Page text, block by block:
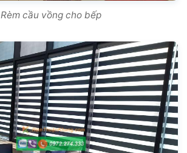
Rèm cầu vồng cho bếp